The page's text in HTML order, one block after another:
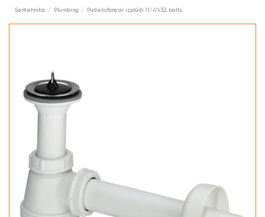
Santehnika Plumbing Pudeļsifons ar izplūdi 11/4"x32, balts